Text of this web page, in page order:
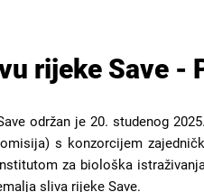
rijeke Save -
održan je 20. studenog
s konzorcijem
za biološka
sliva rijeke Save.